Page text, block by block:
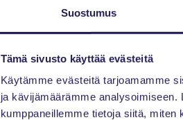
Suostumus
Tämä sivusto käyttää evästeitä
Käytämme evästeitä tarjoamamme
ja kävijämäärämme
kumppaneillemme tietoja siitä,